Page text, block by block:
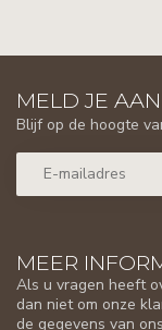
MEER
Als u vragen heeft
dan niet om onze
de gegevens van
MELD JE
Blijf op de hoogte